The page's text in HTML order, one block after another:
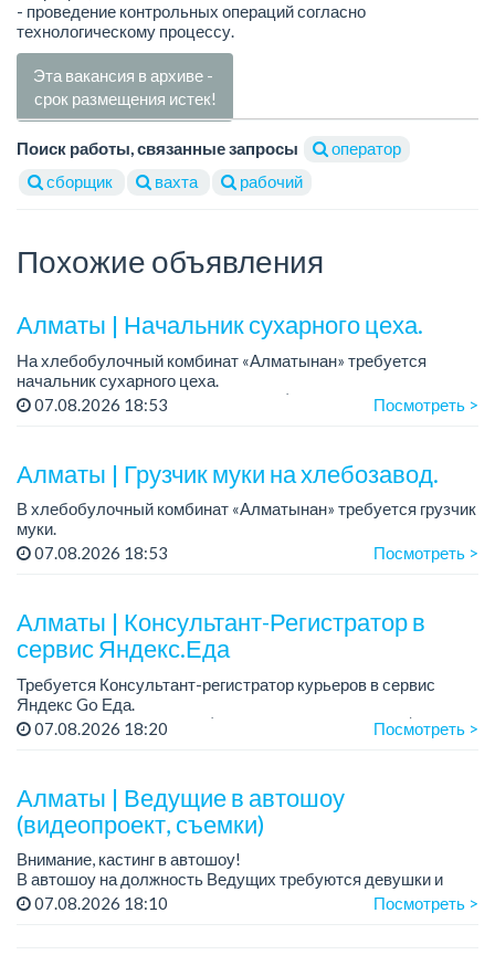
- проведение контрольных операций согласно
технологическому процессу.
Эта вакансия в архиве -
срок размещения истек!
Поиск работы, связанные запросы
оператор
сборщик
вахта рабочий
Похожие объявления
Алматы | Начальник сухарного цеха.
На хлебобулочный комбинат «Алматынан» требуется
начальник сухарного цеха.
Зарплата: от 300 000 тенге на руки (обсуждается на
Требования: оп...
07.08.2026 18:53 Посмотреть >
Алматы | Грузчик муки на хлебозавод.
В хлебобулочный комбинат «Алматынан» требуется грузчик
муки.
График работы: 5/2, с 09.00 до 18.00.
07.08.2026 18:53 Посмотреть >
Алматы | Консультант-Регистратор в
сервис Яндекс.Еда
Требуется Консультант-регистратор курьеров в сервис
Яндекс Go Еда.
Условия: работа в офисе (Абылай хана - Макатаева).
07.08.2026 18:20 Посмотреть >
Алматы | Ведущие в автошоу
(видеопроект, съемки)
Внимание, кастинг в автошоу!
В автошоу на должность Ведущих требуются девушки и
парни. А также авто эксперты и авто перекупы.
07.08.2026 18:10 Посмотреть >